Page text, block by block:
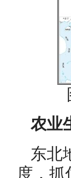
农业
东北
度，